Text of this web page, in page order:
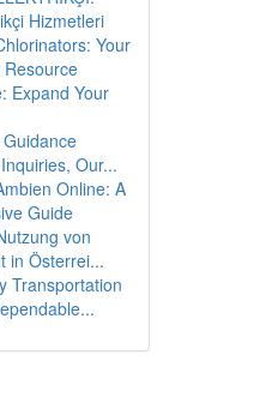
Hizmetleri
Your
Expand Your
Our...
Online: A
Guide
von
in Österrei...
Transportation